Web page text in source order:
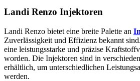
Landi Renzo Injektoren
Landi Renzo bietet eine breite Palette an
Zuverlässigkeit und Effizienz bekannt
eine leistungsstarke und präzise
worden. Die Injektoren sind in
erhältlich, um unterschiedlichen
werden.